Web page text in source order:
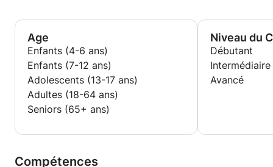
Age
Enfants (4-6 ans)
Enfants (7-12 ans)
Adolescents (13-17 ans)
Adultes (18-64 ans)
Seniors (65+ ans)
Niveau du
Débutant
Intermédiaire
Avancé
Compétences